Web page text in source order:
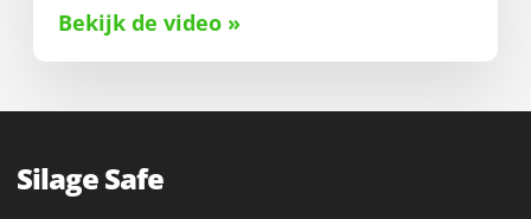
Bekijk de video »
Silage Safe